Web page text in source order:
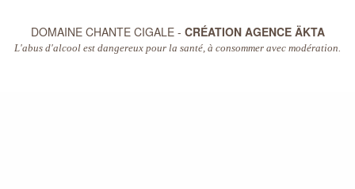
DOMAINE CHANTE CIGALE - CRÉATION AGENCE ÄKTA
L'abus d'alcool est dangereux pour la santé, à consommer avec modération.